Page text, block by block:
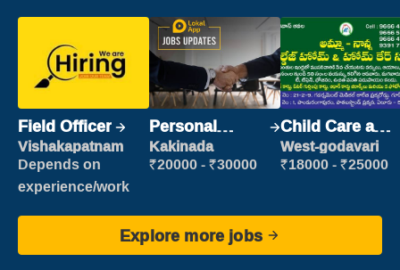
Field Officer
Vishakapatnam
Depends on
experience/work
Personal
Assistant
Kakinada
₹20000 - ₹30000
Child Care and
Patient care
West-godavari
₹18000 - ₹25000
Explore more jobs